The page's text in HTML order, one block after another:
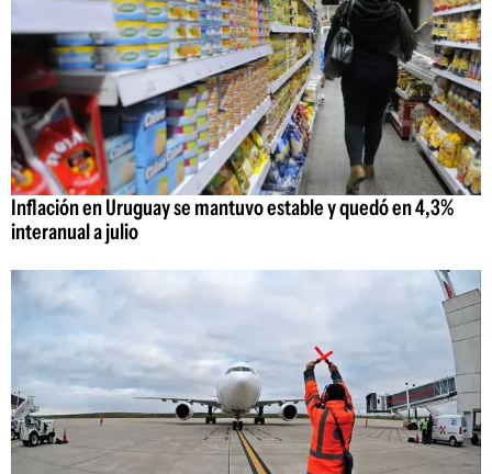
Inflación en Uruguay se mantuvo estable y quedó en 4,3%
interanual a julio